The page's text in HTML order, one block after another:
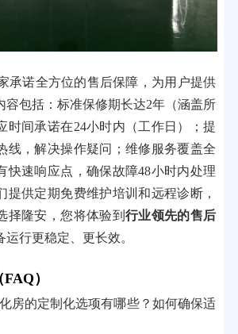
承诺全方位的售后保障，为用户提供
容包括：标准保修期长达2年（涵盖所
时间承诺在24小时内（工作日）；提
线，解决操作疑问；维修服务覆盖全
快速响应点，确保故障48小时内处理
提供定期免费维护培训和远程诊断，
择隆安，您将体验到 行业领先的售后
运行更稳定、更长效。
）
房的定制化选项有哪些？如何确保适